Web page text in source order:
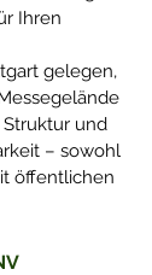
Ihren
gelegen,
und
– sowohl
öffentlichen